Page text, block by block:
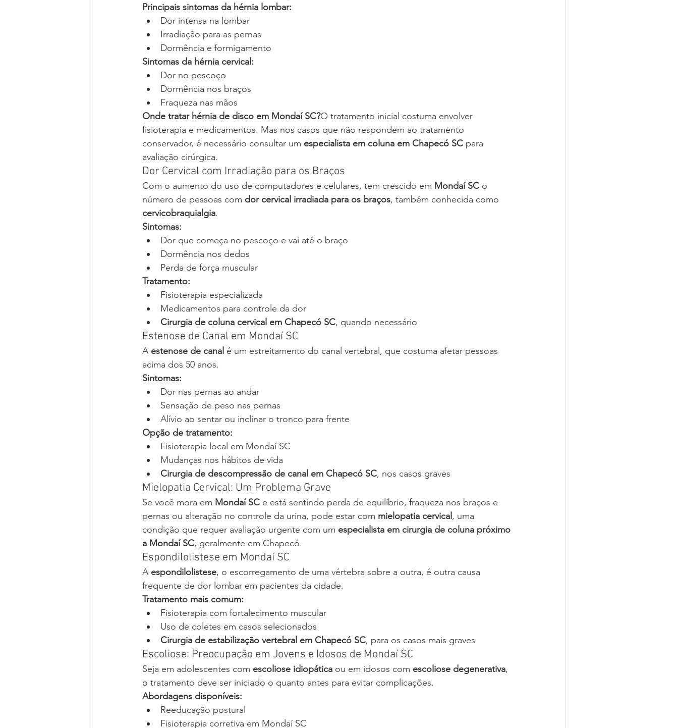
Principais sintomas da hérnia lombar:
Dor intensa na lombar
Irradiação para as pernas
Dormência e formigamento
Sintomas da hérnia cervical:
Dor no pescoço
Dormência nos braços
Fraqueza nas mãos
Onde tratar hérnia de disco em Mondaí SC?O tratamento inicial costuma envolver
fisioterapia e medicamentos. Mas nos casos que não respondem ao tratamento
conservador, é necessário consultar um especialista em coluna em Chapecó SC para
avaliação cirúrgica.
Dor Cervical com Irradiação para os Braços
Com o aumento do uso de computadores e celulares, tem crescido em Mondaí SC o
número de pessoas com dor cervical irradiada para os braços, também conhecida como
cervicobraquialgia.
Sintomas:
Dor que começa no pescoço e vai até o braço
Dormência nos dedos
Perda de força muscular
Tratamento:
Fisioterapia especializada
Medicamentos para controle da dor
Cirurgia de coluna cervical em Chapecó SC, quando necessário
Estenose de Canal em Mondaí SC
A estenose de canal é um estreitamento do canal vertebral, que costuma afetar pessoas
acima dos 50 anos.
Sintomas:
Dor nas pernas ao andar
Sensação de peso nas pernas
Alívio ao sentar ou inclinar o tronco para frente
Opção de tratamento:
Fisioterapia local em Mondaí SC
Mudanças nos hábitos de vida
Cirurgia de descompressão de canal em Chapecó SC, nos casos graves
Mielopatia Cervical: Um Problema Grave
Se você mora em Mondaí SC e está sentindo perda de equilíbrio, fraqueza nos braços e
pernas ou alteração no controle da urina, pode estar com mielopatia cervical, uma
condição que requer avaliação urgente com um especialista em cirurgia de coluna próximo
a Mondaí SC, geralmente em Chapecó.
Espondilolistese em Mondaí SC
A espondilolistese, o escorregamento de uma vértebra sobre a outra, é outra causa
frequente de dor lombar em pacientes da cidade.
Tratamento mais comum:
Fisioterapia com fortalecimento muscular
Uso de coletes em casos selecionados
Cirurgia de estabilização vertebral em Chapecó SC, para os casos mais graves
Escoliose: Preocupação em Jovens e Idosos de Mondaí SC
Seja em adolescentes com escoliose idiopática ou em idosos com escoliose degenerativa,
o tratamento deve ser iniciado o quanto antes para evitar complicações.
Abordagens disponíveis:
Reeducação postural
Fisioterapia corretiva em Mondaí SC